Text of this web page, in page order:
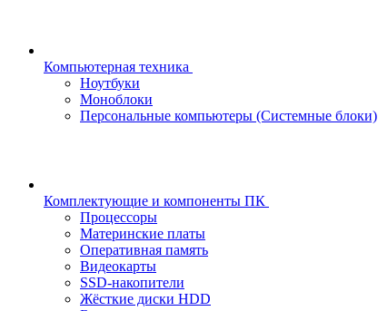
Компьютерная техника
Ноутбуки
Моноблоки
Персональные компьютеры (Системные блоки)
Комплектующие и компоненты ПК
Процессоры
Материнские платы
Оперативная память
Видеокарты
SSD-накопители
Жёсткие диски HDD